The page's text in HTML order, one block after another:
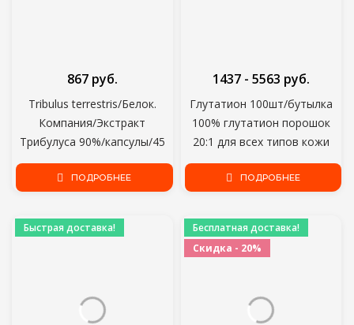
Tribulus terrestris/Белок.
Компания/Экстракт
Трибулуса 90%/капсулы/45
порций/90 капсул
867 руб.
ПОДРОБНЕЕ
Глутатион 100шт/бутылка
100% глутатион порошок
20:1 для всех типов кожи
GSH
1437 - 5563 руб.
ПОДРОБНЕЕ
Быстрая доставка!
Бесплатная доставка!
Скидка - 20%